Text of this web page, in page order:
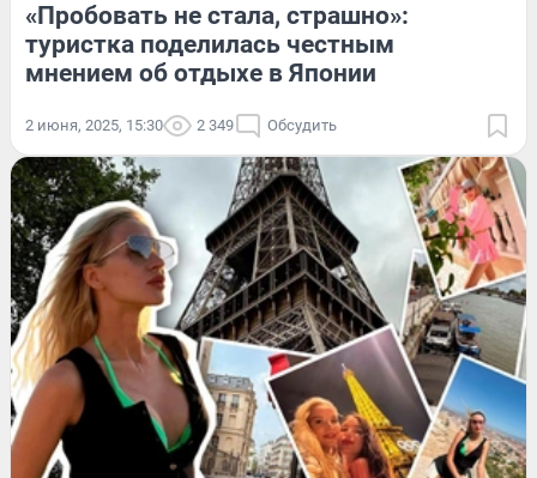
«Пробовать не стала, страшно»:
туристка поделилась честным
мнением об отдыхе в Японии
2 июня, 2025, 15:30 2 349 Обсудить